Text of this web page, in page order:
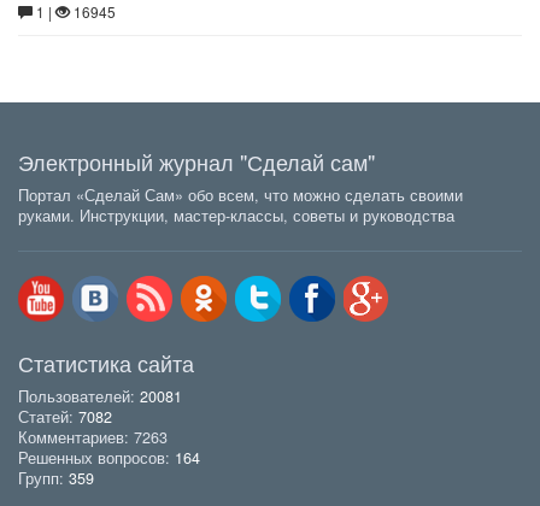
1 | 16945
Электронный журнал "Сделай сам"
Портал «Сделай Сам» обо всем, что можно сделать своими
руками. Инструкции, мастер-классы, советы и руководства
Статистика сайта
Пользователей: 20081
Статей: 7082
Комментариев: 7263
Решенных вопросов: 164
Групп: 359